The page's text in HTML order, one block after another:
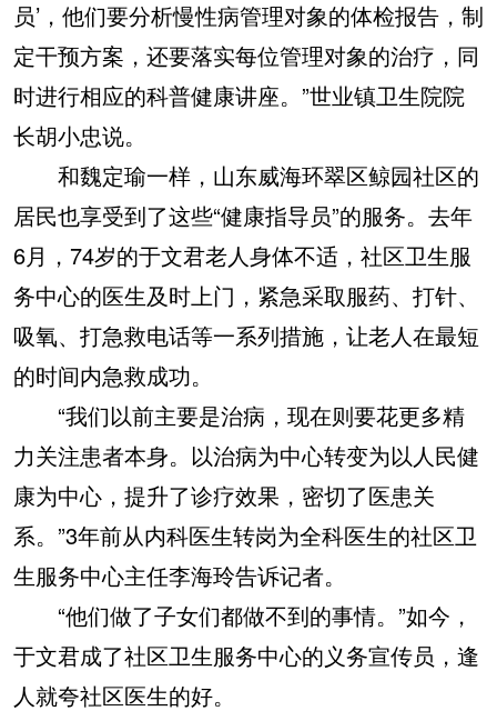
员’，他们要分析慢性病管理对象的体检报告，制
定干预方案，还要落实每位管理对象的治疗，同
时进行相应的科普健康讲座。”世业镇卫生院院
长胡小忠说。
和魏定瑜一样，山东威海环翠区鲸园社区的
居民也享受到了这些“健康指导员”的服务。去年
6月，74岁的于文君老人身体不适，社区卫生服
务中心的医生及时上门，紧急采取服药、打针、
吸氧、打急救电话等一系列措施，让老人在最短
的时间内急救成功。
“我们以前主要是治病，现在则要花更多精
力关注患者本身。以治病为中心转变为以人民健
康为中心，提升了诊疗效果，密切了医患关
系。”3年前从内科医生转岗为全科医生的社区卫
生服务中心主任李海玲告诉记者。
“他们做了子女们都做不到的事情。”如今，
于文君成了社区卫生服务中心的义务宣传员，逢
人就夸社区医生的好。